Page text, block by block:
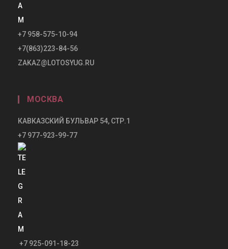
+7 958-575-10-94
+7(863)223-84-56
ZAKAZ@LOTOSYUG.RU
МОСКВА
КАВКАЗСКИЙ БУЛЬВАР 54, СТР.1
+7 977-923-99-77
+7 925-091-18-23